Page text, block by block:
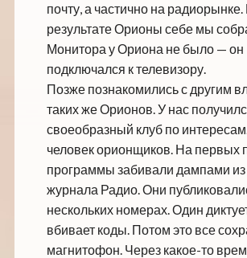
почту, а частично на радиорынке.
результате Орионы себе мы
Монитора у Ориона не было — он
подключался к телевизору.
Позже познакомились с другим
таких же Орионов. У нас
своеобразный клуб по
человек орионщиков. На первых
программы забивали дампами из
журнала Радио. Они
нескольких номерах. Один
вбивает коды. Потом это все
магнитофон. Через какое-то